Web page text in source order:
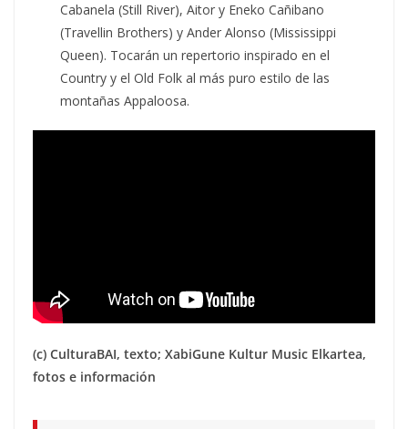
Cabanela (Still River), Aitor y Eneko Cañibano
(Travellin Brothers) y Ander Alonso (Mississippi
Queen). Tocarán un repertorio inspirado en el
Country y el Old Folk al más puro estilo de las
montañas Appaloosa.
(c) CulturaBAI, texto; XabiGune Kultur Music Elkartea,
fotos e información